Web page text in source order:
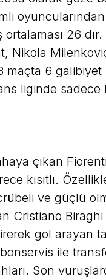
ortalaması 26
Nikola
maçta 6
liginde sadece
çıkan
kısıtlı.
ve güçlü
Cristiano
gol arayan
ile
Son